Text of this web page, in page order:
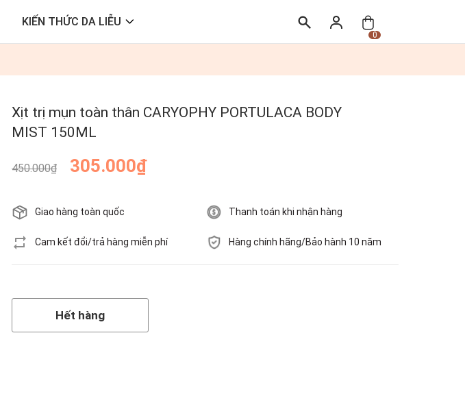
KIẾN THỨC DA LIỄU
0
Xịt trị mụn toàn thân CARYOPHY PORTULACA BODY
MIST 150ML
450.000₫ 305.000₫
Giao hàng toàn quốc Thanh toán khi nhận hàng
Cam kết đổi/trả hàng miễn phí Hàng chính hãng/Bảo hành 10 năm
Hết hàng